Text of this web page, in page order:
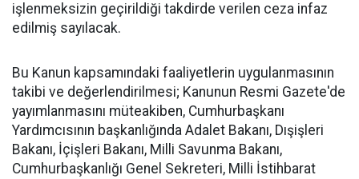
işlenmeksizin geçirildiği takdirde verilen ceza infaz
edilmiş sayılacak.
Bu Kanun kapsamındaki faaliyetlerin uygulanmasının
takibi ve değerlendirilmesi; Kanunun Resmi Gazete'de
yayımlanmasını müteakiben, Cumhurbaşkanı
Yardımcısının başkanlığında Adalet Bakanı, Dışişleri
Bakanı, İçişleri Bakanı, Milli Savunma Bakanı,
Cumhurbaşkanlığı Genel Sekreteri, Milli İstihbarat